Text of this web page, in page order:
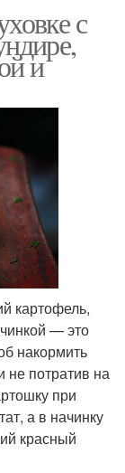
с
и
картофель,
— это
накормить
не потратив на
при
а в начинку
красный